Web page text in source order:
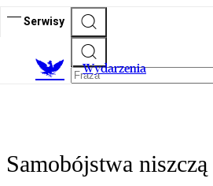
Serwisy
Wydarzenia
Samobójstwa